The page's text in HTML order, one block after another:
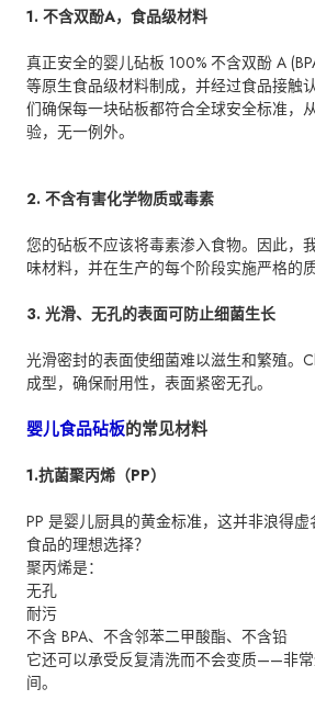
1. 不含双酚A，食品级材料
真正安全的婴儿砧板 100% 不含双酚 A
等原生食品级材料制成，并经过食品接触
们确保每一块砧板都符合全球安全标准，
验，无一例外。
2. 不含有害化学物质或毒素
您的砧板不应该将毒素渗入食物。因此，
味材料，并在生产的每个阶段实施严格的
3. 光滑、无孔的表面可防止细菌生长
光滑密封的表面使细菌难以滋生和繁殖。
成型，确保耐用性，表面紧密无孔。
婴儿食品砧板的常见材料
1.抗菌聚丙烯（PP）
PP 是婴儿厨具的黄金标准，这并非浪得
食品的理想选择？
聚丙烯是：
无孔
耐污
不含 BPA、不含邻苯二甲酸酯、不含铅
它还可以承受反复清洗而不会变质——非
间。